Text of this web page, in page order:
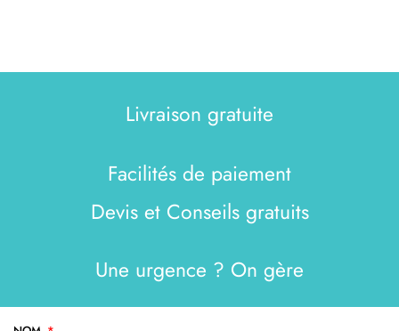
Livraison gratuite
Facilités de paiement
Devis et Conseils gratuits
Une urgence ? On gère